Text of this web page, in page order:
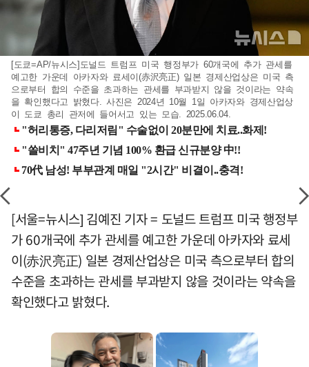
[도쿄=AP/뉴시스]도널드 트럼프 미국 행정부가 60개국에 추가 관세를
예고한 가운데 아카자와 료세이(赤沢亮正) 일본 경제산업상은 미국 측
으로부터 합의 수준을 초과하는 관세를 부과받지 않을 것이라는 약속
을 확인했다고 밝혔다. 사진은 2024년 10월 1일 아카자와 경제산업상
이 도쿄 총리 관저에 들어서고 있는 모습. 2025.06.04.
[서울=뉴시스] 김예진 기자 = 도널드 트럼프 미국 행정부
가 60개국에 추가 관세를 예고한 가운데 아카자와 료세
이(赤沢亮正) 일본 경제산업상은 미국 측으로부터 합의
수준을 초과하는 관세를 부과받지 않을 것이라는 약속을
확인했다고 밝혔다.